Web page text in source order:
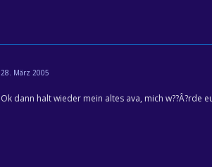
28. März 2005
Ok dann halt wieder mein altes ava, mich w??Â?rde